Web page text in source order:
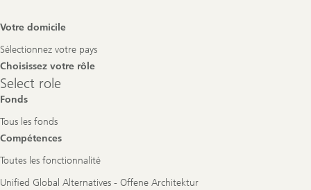
Footer
Votre domicile
Sélectionnez votre pays
Choisissez votre rôle
Select
role
Select role
Fonds
Tous les fonds
Compétences
Toutes les fonctionnalité
Unified Global Alternatives - Offene Architektur